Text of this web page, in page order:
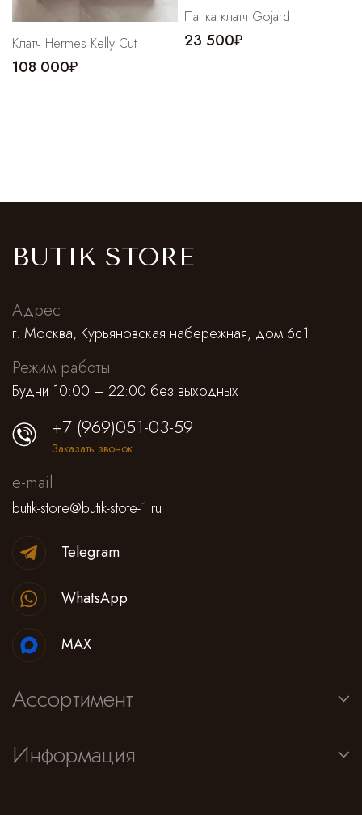
Клатч Hermes Kelly Cut
108 000₽
Папка клатч Gojard
23 500₽
BUTIK STORE
Адрес
г. Москва, Курьяновская набережная, дом 6с1
Режим работы
Будни 10:00 – 22:00 без выходных
Ассортимент
Информация
+7 (969)051-03-59
Заказать звонок
e-mail
butik-store@butik-stote-1.ru
Telegram
WhatsApp
MAX